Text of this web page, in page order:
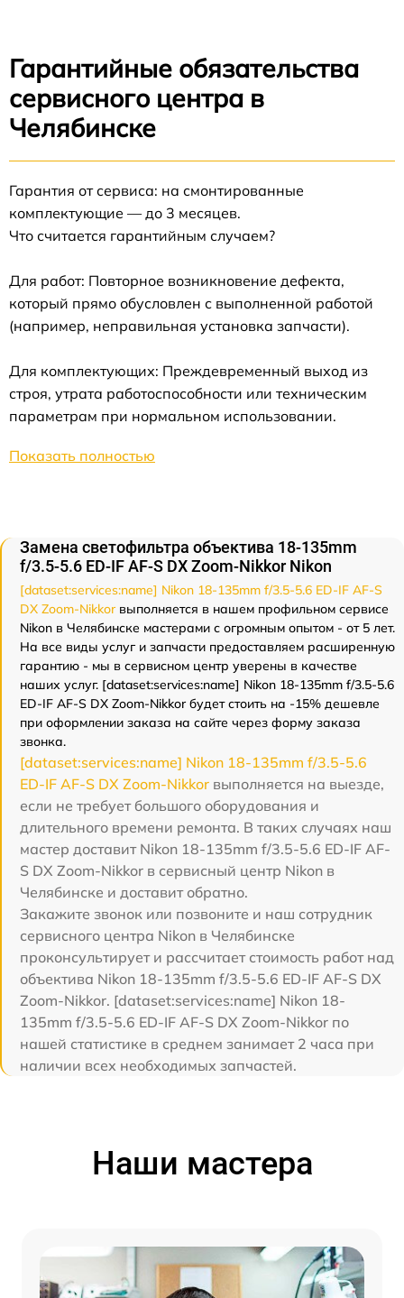
Гарантийные обязательства
сервисного центра в
Челябинске
Гарантия от сервиса: на смонтированные
комплектующие — до 3 месяцев.
Что считается гарантийным случаем?
Для работ: Повторное возникновение дефекта,
который прямо обусловлен с выполненной работой
(например, неправильная установка запчасти).
Для комплектующих: Преждевременный выход из
строя, утрата работоспособности или техническим
параметрам при нормальном использовании.
Показать полностью
Замена светофильтра объектива 18-135mm
f/3.5-5.6 ED-IF AF-S DX Zoom-Nikkor Nikon
[dataset:services:name] Nikon 18-135mm f/3.5-5.6 ED-IF AF-S
DX Zoom-Nikkorвыполняется в нашем профильном сервисе
Nikon в Челябинске мастерами с огромным опытом - от 5 лет.
На все виды услуг и запчасти предоставляем расширенную
гарантию - мы в сервисном центр уверены в качестве
наших услуг. [dataset:services:name] Nikon 18-135mm f/3.5-5.6
ED-IF AF-S DX Zoom-Nikkor будет стоить на -15% дешевле
при оформлении заказа на сайте через форму заказа
звонка.
[dataset:services:name] Nikon 18-135mm f/3.5-5.6
ED-IF AF-S DX Zoom-Nikkor выполняется на выезде,
если не требует большого оборудования и
длительного времени ремонта. В таких случаях наш
мастер доставит Nikon 18-135mm f/3.5-5.6 ED-IF AF-
S DX Zoom-Nikkor в сервисный центр Nikon в
Челябинске и доставит обратно.
Закажите звонок или позвоните и наш сотрудник
сервисного центра Nikon в Челябинске
проконсультирует и рассчитает стоимость работ над
объектива Nikon 18-135mm f/3.5-5.6 ED-IF AF-S DX
Zoom-Nikkor. [dataset:services:name] Nikon 18-
135mm f/3.5-5.6 ED-IF AF-S DX Zoom-Nikkor по
нашей статистике в среднем занимает 2 часа при
наличии всех необходимых запчастей.
Наши мастера